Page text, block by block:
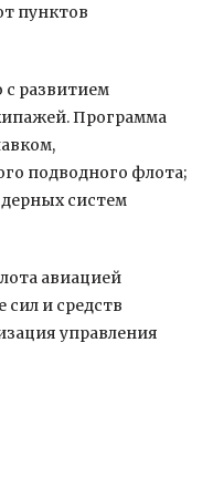
пунктов
с развитием
Программа
подводного флота;
систем
авиацией
сил и средств
управления